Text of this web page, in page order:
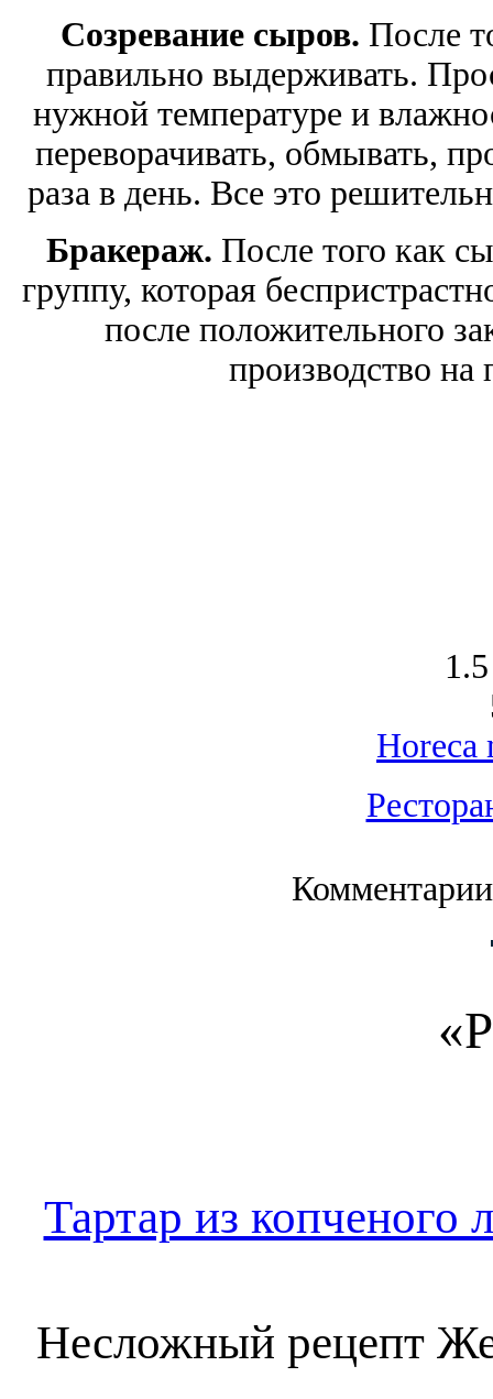
Созревание сыров. После
правильно выдерживать.
нужной температуре и
переворачивать, обмывать,
раза в день. Все это
Бракераж. После того как
группу, которая
после положительного
производство
Horeca
Тартар из копченого
Несложный рецепт